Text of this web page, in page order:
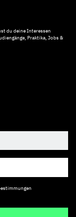
du deine Interessen
Praktika, Jobs &